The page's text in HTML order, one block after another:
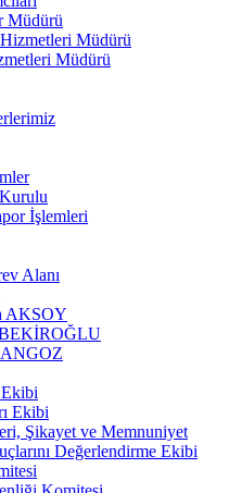
Müdürü
Müdürü
Müdürü
İşlemleri
Alanı
AKSOY
BEKİROĞLU
Ekibi
Ekibi
Şikayet ve Memnuniyet
Değerlendirme Ekibi